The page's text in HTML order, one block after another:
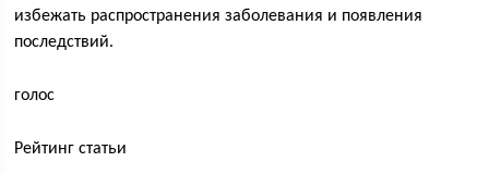
избежать распространения заболевания и появления
последствий.
голос
Рейтинг статьи